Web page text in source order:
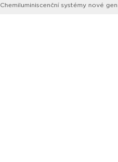
Chemiluminiscenční systémy nové